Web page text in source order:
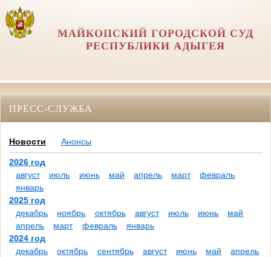
МАЙКОПСКИЙ ГОРОДСКОЙ СУД
РЕСПУБЛИКИ АДЫГЕЯ
ПРЕСС-СЛУЖБА
Новости Анонсы
2026 год
август
июль июнь май апрель март
февраль
январь
2025 год
декабрь
ноябрь октябрь август июль июнь
май
апрель
март февраль
январь
2024 год
декабрь
октябрь сентябрь август июнь май
апрель